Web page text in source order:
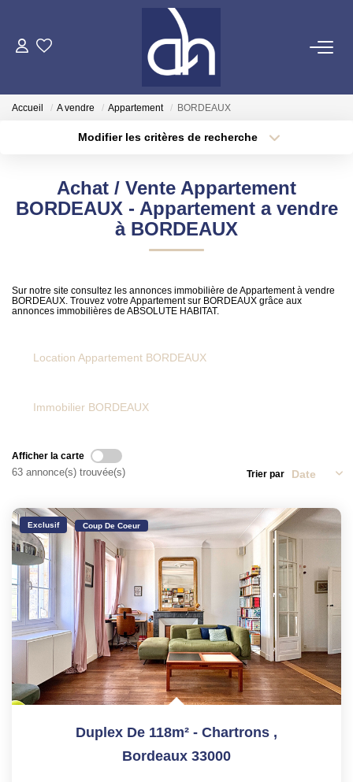
VENTE
GESTION LOCATIVE
QUI SOMMES NOUS
Extranet Location
Extranet Syndic
Accueil A vendre Appartement BORDEAUX
Modifier les critères de recherche
Type de bien
Budget max Plus de critères
Achat / Vente Appartement
BORDEAUX - Appartement a vendre
à BORDEAUX
Sur notre site consultez les annonces immobilière de Appartement à vendre
BORDEAUX. Trouvez votre Appartement sur BORDEAUX grâce aux
annonces immobilières de ABSOLUTE HABITAT.
Location Appartement BORDEAUX
Immobilier BORDEAUX
Afficher la carte
63 annonce(s) trouvée(s) Trier par
Exclusif Coup De Coeur
Duplex De 118m² - Chartrons ,
Bordeaux 33000